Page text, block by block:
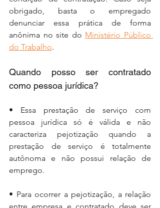
obrigado, basta o empregado
denunciar essa prática de forma
anônima no site do Ministério Público
do Trabalho.
Quando posso ser contratado
como pessoa jurídica?
• Essa prestação de serviço com
pessoa jurídica só é válida e não
caracteriza pejotização quando a
prestação de serviço é totalmente
autônoma e não possui relação de
emprego.
• Para ocorrer a pejotização, a relação